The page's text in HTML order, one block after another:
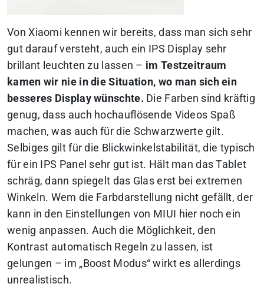
Von Xiaomi kennen wir bereits, dass man sich sehr
gut darauf versteht, auch ein IPS Display sehr
brillant leuchten zu lassen – im Testzeitraum
kamen wir nie in die Situation, wo man sich ein
besseres Display wünschte. Die Farben sind kräftig
genug, dass auch hochauflösende Videos Spaß
machen, was auch für die Schwarzwerte gilt.
Selbiges gilt für die Blickwinkelstabilität, die typisch
für ein IPS Panel sehr gut ist. Hält man das Tablet
schräg, dann spiegelt das Glas erst bei extremen
Winkeln. Wem die Farbdarstellung nicht gefällt, der
kann in den Einstellungen von MIUI hier noch ein
wenig anpassen. Auch die Möglichkeit, den
Kontrast automatisch Regeln zu lassen, ist
gelungen – im „Boost Modus“ wirkt es allerdings
unrealistisch.